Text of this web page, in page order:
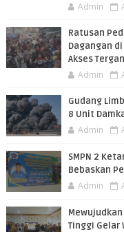
Admin
​Ratusan
Dagangan
Akses
Admin
​Gudang
8 Unit
Admin
SMPN 2
Bebaskan
Admin
Tinggi Gelar